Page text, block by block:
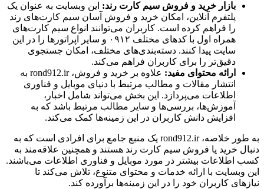
بازار خرید و فروش سیم کارت رند: این وبسایت به عنوان یک
پلتفرم آنلاین، امکان خرید و فروش آسان سیم کارت‌های رند
را فراهم کرده است. کاربران می‌توانند انواع سیم کارت‌های
همراه اول با کدهای مختلف ۰۹۱۲ و سایر اپراتورها را در این
سایت پیدا کنند. دسته‌بندی‌های مختلف، امکان جستجوی
دقیق‌تر را برای کاربران فراهم می‌کند.
ارائه محتوای مفید:
علاوه بر خرید و فروش، rond912.ir به
انتشار مقالات و مطالب مرتبط با دنیای موبایل و فناوری
اطلاعات می‌پردازد. این بخش می‌تواند شامل اخبار،
آموزش‌ها، بررسی‌ها و سایر مطالب مرتبط باشد که به
افزایش دانش کاربران در این زمینه‌ها کمک می‌کند.
به طور خلاصه، rond912.ir یک منبع جامع برای افرادی است که به
خرید یا فروش سیم کارت رند هستند و همچنین علاقه‌مند به
بیشتر در مورد موبایل و فناوری اطلاعات می‌باشند.
با ارائه خدمات و محتوای متنوع، تلاش می‌کند تا
کاربران خود را در این زمینه‌ها برآورده کند.